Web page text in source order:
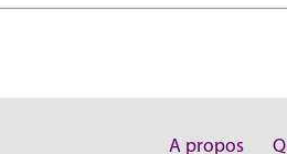
A propos